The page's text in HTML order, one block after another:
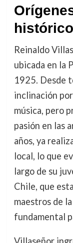
histórico
Reinaldo
ubicada en la
1925. Desde
inclinación
música, pero
pasión en las
años, ya
local, lo que
largo de su
Chile, que
maestros de
fundamental